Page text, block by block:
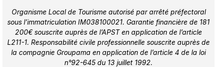
Organisme Local de Tourisme autorisé par arrêté préfectoral
sous l’immatriculation IM038100021. Garantie financière de 181
200€ souscrite auprès de l’APST en application de l’article
L211-1. Responsabilité civile professionnelle souscrite auprès de
la compagnie Groupama en application de l’article 4 de la loi
n°92-645 du 13 juillet 1992.